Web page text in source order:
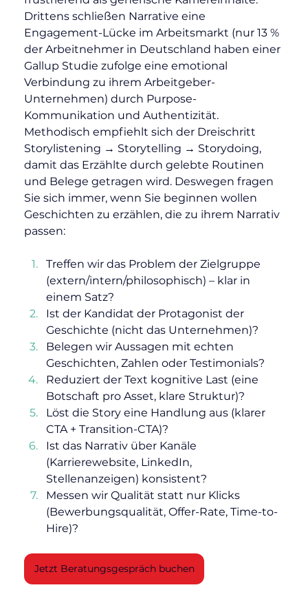
Drittens schließen Narrative eine
Engagement-Lücke im Arbeitsmarkt (nur 13 %
der Arbeitnehmer in Deutschland haben einer
Gallup Studie zufolge eine emotional
Verbindung zu ihrem Arbeitgeber-
Unternehmen) durch Purpose-
Kommunikation und Authentizität.
Methodisch empfiehlt sich der Dreischritt
Storylistening → Storytelling → Storydoing,
damit das Erzählte durch gelebte Routinen
und Belege getragen wird. Deswegen fragen
Sie sich immer, wenn Sie beginnen wollen
Geschichten zu erzählen, die zu ihrem Narrativ
passen:
Treffen wir das Problem der Zielgruppe
(extern/intern/philosophisch) – klar in
einem Satz?
Ist der Kandidat der Protagonist der
Geschichte (nicht das Unternehmen)?
Belegen wir Aussagen mit echten
Geschichten, Zahlen oder Testimonials?
Reduziert der Text kognitive Last (eine
Botschaft pro Asset, klare Struktur)?
Löst die Story eine Handlung aus (klarer
CTA + Transition-CTA)?
Ist das Narrativ über Kanäle
(Karrierewebsite, LinkedIn,
Stellenanzeigen) konsistent?
Messen wir Qualität statt nur Klicks
(Bewerbungsqualität, Offer-Rate, Time-to-
Hire)?
Jetzt Beratungsgespräch buchen